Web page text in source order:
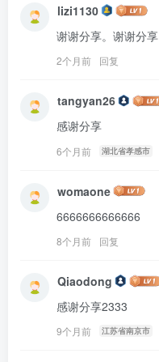
lizi1130
谢谢分享。谢谢分享
2个月前 回复
tangyan26
感谢分享
6个月前 湖北省孝感市
womaone
6666666666666
8个月前 回复
Qiaodong
感谢分享2333
9个月前 江苏省南京市